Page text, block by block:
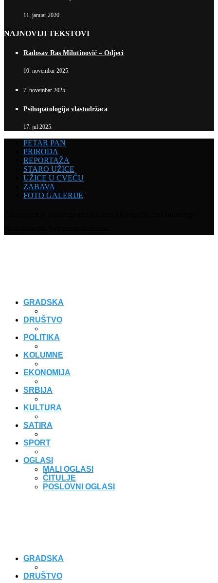
11. januar 2020.
NAJNOVIJI TEKSTOVI
Radosav Ras Milutinović – Odjeci
10. novembar 2025.
7. novembar 2025.
Psihopatologija vlastodržaca
17. jul 2025.
PETAR PAN
PRIRODA
REPORTAŽA
STARO UŽICE
UŽICE U CVEĆU
ZABAVA
FOTO GALERIJE
GRADSKA
DRUŠTVO
POLITIKA
KOLUMNE
EKONOMIJA
SRBIJA
KULTURA
SATIRA
SPORT
OGLASI
MALI OGLASI
ČITULJE
POSLOVNI OGLASI
GRADSKA
DRUŠTVO